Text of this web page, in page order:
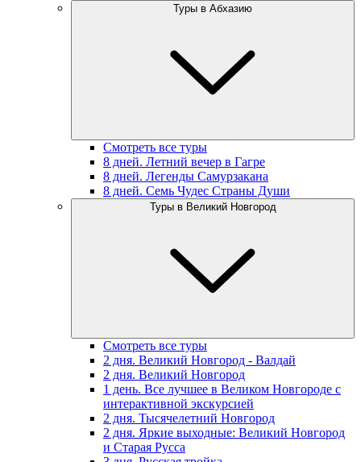
Туры в Абхазию
Смотреть все туры
8 дней. Летний вечер в Гагре
8 дней. Легенды Самурзакана
8 дней. Семь Чудес Страны Души
Туры в Великий Новгород
Смотреть все туры
2 дня. Великий Новгород - Валдай
2 дня. Великий Новгород
1 день. Все лучшее в Великом Новгороде с
интерактивной экскурсией
2 дня. Тысячелетний Новгород
2 дня. Яркие выходные: Великий Новгород
и Старая Русса